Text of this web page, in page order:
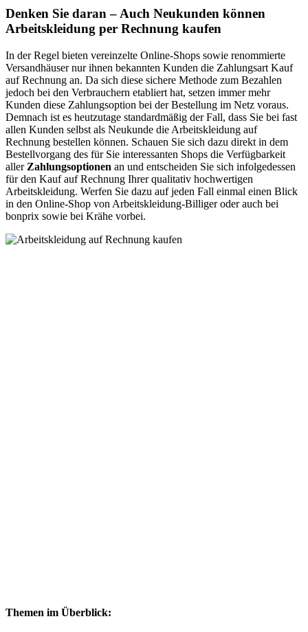
Denken Sie daran – Auch Neukunden können
Arbeitskleidung per Rechnung kaufen
In der Regel bieten vereinzelte Online-Shops sowie renommierte
Versandhäuser nur ihnen bekannten Kunden die Zahlungsart Kauf
auf Rechnung an. Da sich diese sichere Methode zum Bezahlen
jedoch bei den Verbrauchern etabliert hat, setzen immer mehr
Kunden diese Zahlungsoption bei der Bestellung im Netz voraus.
Demnach ist es heutzutage standardmäßig der Fall, dass Sie bei fast
allen Kunden selbst als Neukunde die Arbeitskleidung auf
Rechnung bestellen können. Schauen Sie sich dazu direkt in dem
Bestellvorgang des für Sie interessanten Shops die Verfügbarkeit
aller Zahlungsoptionen an und entscheiden Sie sich infolgedessen
für den Kauf auf Rechnung Ihrer qualitativ hochwertigen
Arbeitskleidung. Werfen Sie dazu auf jeden Fall einmal einen Blick
in den Online-Shop von Arbeitskleidung-Billiger oder auch bei
bonprix sowie bei Krähe vorbei.
Themen im Überblick: